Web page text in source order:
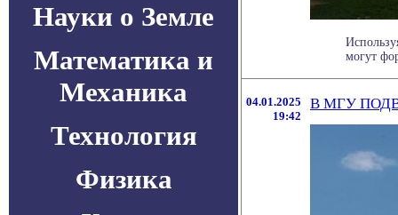
Науки о Земле
Математика и
Механика
Технология
Физика
могут
04.01.2025
19:42
В МГУ